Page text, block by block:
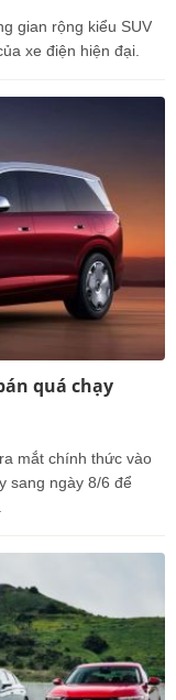
gian rộng kiểu SUV
xe điện hiện đại.
quá chạy
mắt chính thức vào
sang ngày 8/6 để